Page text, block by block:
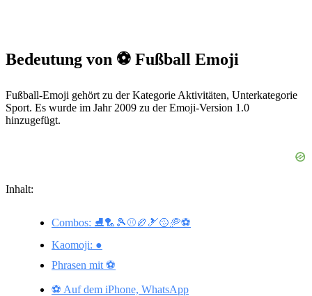
Bedeutung von ⚽ Fußball Emoji
Fußball-Emoji gehört zu der Kategorie Aktivitäten, Unterkategorie
Sport. Es wurde im Jahr 2009 zu der Emoji-Version 1.0
hinzugefügt.
Inhalt:
Combos: ⛸🏸🎾⚾️🏉🎿🥎🥏⚽
Kaomoji: ●
Phrasen mit ⚽
⚽ Auf dem iPhone, WhatsApp